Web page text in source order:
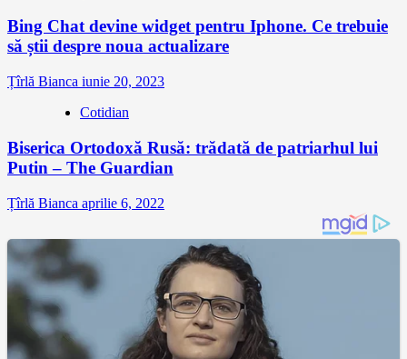
Bing Chat devine widget pentru Iphone. Ce trebuie
să știi despre noua actualizare
Țîrlă Bianca iunie 20, 2023
Cotidian
Biserica Ortodoxă Rusă: trădată de patriarhul lui
Putin – The Guardian
Țîrlă Bianca aprilie 6, 2022